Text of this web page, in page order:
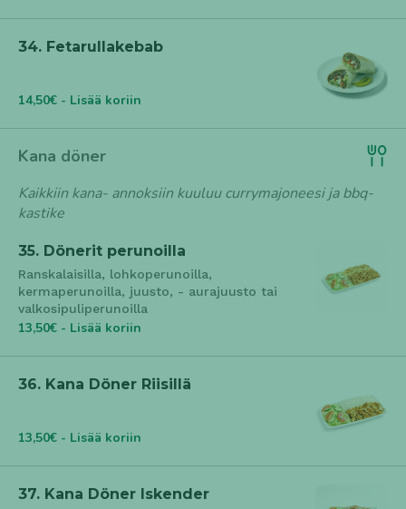
34. Fetarullakebab
14,50€ - Lisää koriin
Kana döner
Kaikkiin kana- annoksiin kuuluu currymajoneesi ja bbq-
kastike
35. Dönerit perunoilla
Ranskalaisilla, lohkoperunoilla,
kermaperunoilla, juusto, - aurajuusto tai
valkosipuliperunoilla
13,50€ - Lisää koriin
36. Kana Döner Riisillä
13,50€ - Lisää koriin
37. Kana Döner Iskender